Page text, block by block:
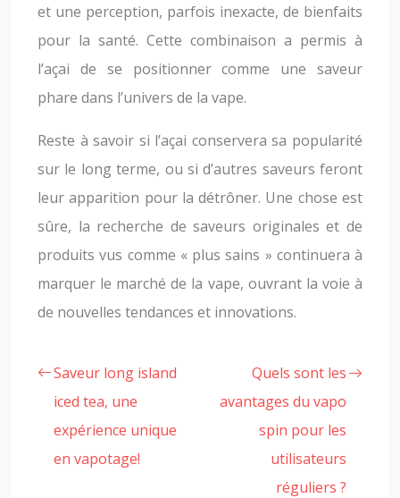
et une perception, parfois inexacte, de bienfaits
pour la santé. Cette combinaison a permis à
l’açai de se positionner comme une saveur
phare dans l’univers de la vape.
Reste à savoir si l’açai conservera sa popularité
sur le long terme, ou si d’autres saveurs feront
leur apparition pour la détrôner. Une chose est
sûre, la recherche de saveurs originales et de
produits vus comme « plus sains » continuera à
marquer le marché de la vape, ouvrant la voie à
de nouvelles tendances et innovations.
Saveur long island
iced tea, une
expérience unique
en vapotage!
Quels sont les
avantages du vapo
spin pour les
utilisateurs
réguliers ?